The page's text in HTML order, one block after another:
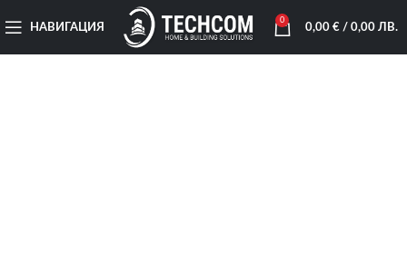
НАВИГАЦИЯ
0
0,00 €/ 0,00 ЛВ.